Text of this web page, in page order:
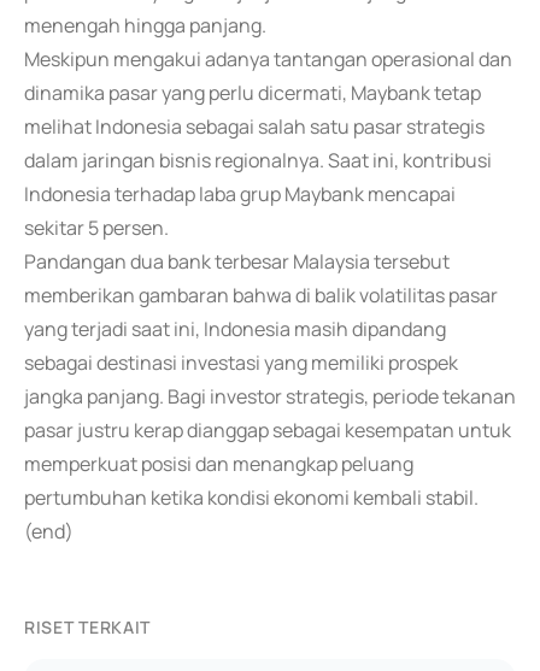
menengah hingga panjang.
Meskipun mengakui adanya tantangan operasional dan
dinamika pasar yang perlu dicermati, Maybank tetap
melihat Indonesia sebagai salah satu pasar strategis
dalam jaringan bisnis regionalnya. Saat ini, kontribusi
Indonesia terhadap laba grup Maybank mencapai
sekitar 5 persen.
Pandangan dua bank terbesar Malaysia tersebut
memberikan gambaran bahwa di balik volatilitas pasar
yang terjadi saat ini, Indonesia masih dipandang
sebagai destinasi investasi yang memiliki prospek
jangka panjang. Bagi investor strategis, periode tekanan
pasar justru kerap dianggap sebagai kesempatan untuk
memperkuat posisi dan menangkap peluang
pertumbuhan ketika kondisi ekonomi kembali stabil.
(end)
RISET TERKAIT